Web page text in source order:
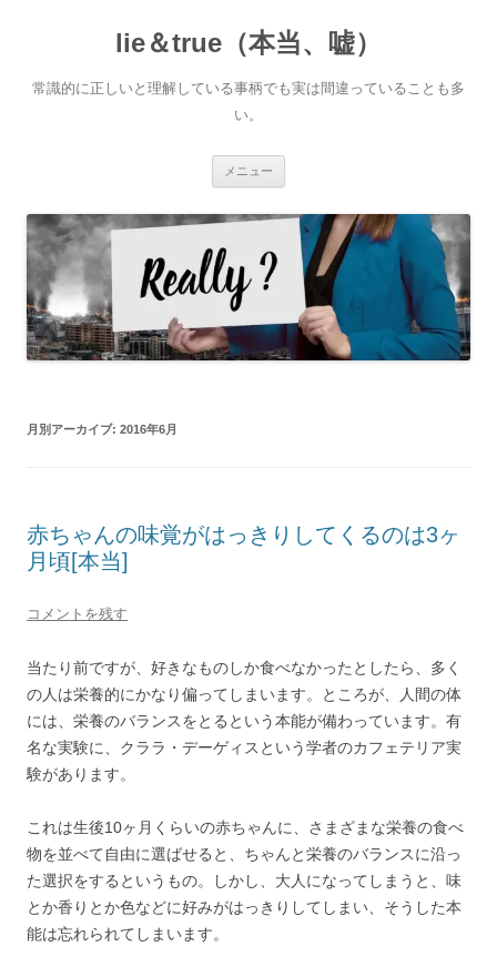
へ
ス
lie＆true（本当、嘘）
常識的に正しいと理解している事柄でも実は間違っていることも多
い。
メニュー
月別アーカイブ: 2016年6月
赤ちゃんの味覚がはっきりしてくるのは3ヶ
月頃[本当]
コメントを残す
当たり前ですが、好きなものしか食べなかったとしたら、多く
の人は栄養的にかなり偏ってしまいます。ところが、人間の体
には、栄養のバランスをとるという本能が備わっています。有
名な実験に、クララ・デーゲィスという学者のカフェテリア実
験があります。
これは生後10ヶ月くらいの赤ちゃんに、さまざまな栄養の食べ
物を並べて自由に選ばせると、ちゃんと栄養のバランスに沿っ
た選択をするというもの。しかし、大人になってしまうと、味
とか香りとか色などに好みがはっきりしてしまい、そうした本
能は忘れられてしまいます。